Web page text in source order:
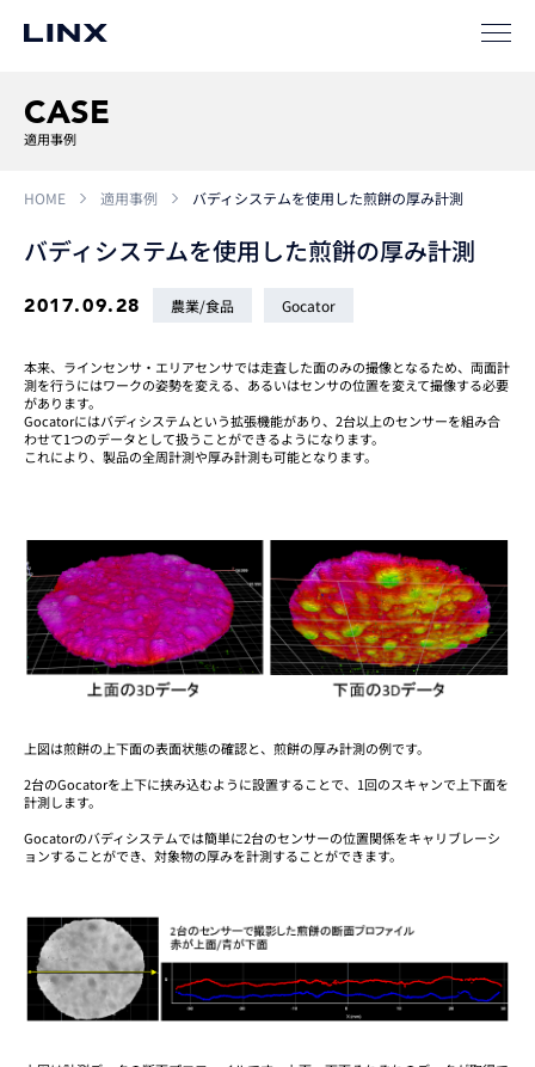
サポート
CASE
適用事例
HOME 適用事例 バディシステムを使用した煎餅の厚み計測
バディシステムを使用した煎餅の厚み計測
2017.09.28 農業/食品 Gocator
本来、ラインセンサ・エリアセンサでは走査した面のみの撮像となるため、両面計
測を行うにはワークの姿勢を変える、あるいはセンサの位置を変えて撮像する必要
があります。
Gocatorにはバディシステムという拡張機能があり、2台以上のセンサーを組み合
わせて1つのデータとして扱うことができるようになります。
これにより、製品の全周計測や厚み計測も可能となります。
上図は煎餅の上下面の表面状態の確認と、煎餅の厚み計測の例です。
2台のGocatorを上下に挟み込むように設置することで、1回のスキャンで上下面を
計測します。
Gocatorのバディシステムでは簡単に2台のセンサーの位置関係をキャリブレーシ
ョンすることができ、対象物の厚みを計測することができます。